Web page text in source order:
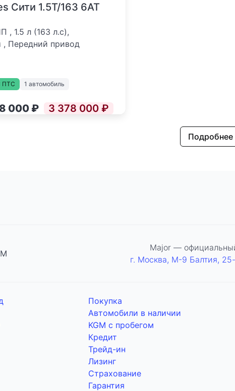
Сити 1.5T/163 6AT
, 1.5 л (163 л.с),
, Передний привод
ПТС 1 автомобиль
000 ₽ 3 378 000 ₽
Major —
г. Москва, М-9 Балтия,
Покупка
Автомобили в наличии
KGM с пробегом
Кредит
Трейд-ин
Лизинг
Страхование
Гарантия